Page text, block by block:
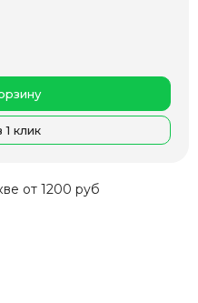
1 клик
от 1200 руб